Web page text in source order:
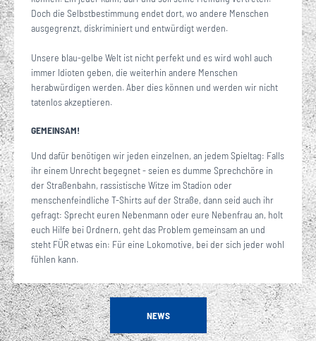
Doch die Selbstbestimmung endet dort, wo andere Menschen
ausgegrenzt, diskriminiert und entwürdigt werden.
Unsere blau-gelbe Welt ist nicht perfekt und es wird wohl auch
immer Idioten geben, die weiterhin andere Menschen
herabwürdigen werden. Aber dies können und werden wir nicht
tatenlos akzeptieren.
GEMEINSAM!
Und dafür benötigen wir jeden einzelnen, an jedem Spieltag: Falls
ihr einem Unrecht begegnet - seien es dumme Sprechchöre in
der Straßenbahn, rassistische Witze im Stadion oder
menschenfeindliche T-Shirts auf der Straße, dann seid auch ihr
gefragt: Sprecht euren Nebenmann oder eure Nebenfrau an, holt
euch Hilfe bei Ordnern, geht das Problem gemeinsam an und
steht FÜR etwas ein: Für eine Lokomotive, bei der sich jeder wohl
fühlen kann.
NEWS